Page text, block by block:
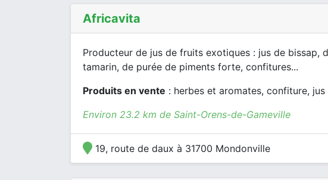
Africavita
Producteur de jus de fruits exotiques : jus de bissap,
tamarin, de purée de piments forte, confitures...
Produits en vente : herbes et aromates, confiture,
Environ 23.2 km de Saint-Orens-de-Gameville
19, route de daux à 31700 Mondonville